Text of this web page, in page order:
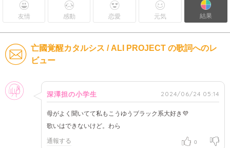
友情 感動 恋愛 元気 結果
亡國覚醒カタルシス / ALI PROJECT の歌詞へのレ
ビュー
女性
深澤担の小学生 2024/06/24 05:14
母がよく聞いてて私もこうゆうブラック系大好き💜
歌いはできないけど。わら
通報する 0